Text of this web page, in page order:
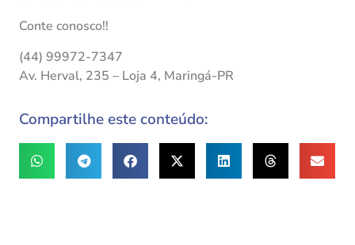
Conte conosco!!
(44) 99972-7347
Av. Herval, 235 – Loja 4, Maringá-PR
Compartilhe este conteúdo: